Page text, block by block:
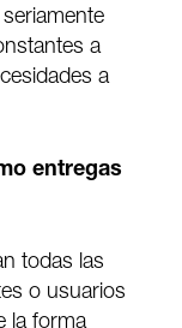
a
a
entregas
todas las
o usuarios
la forma